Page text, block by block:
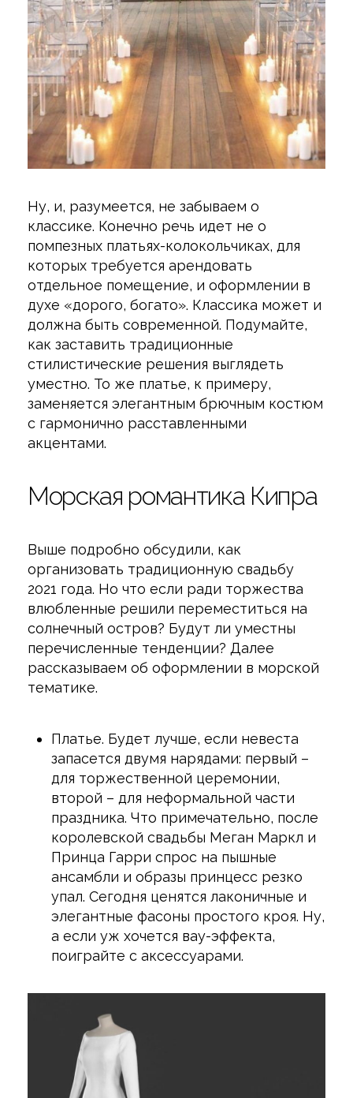
Ну, и, разумеется, не забываем о
классике. Конечно речь идет не о
помпезных платьях-колокольчиках, для
которых требуется арендовать
отдельное помещение, и оформлении в
духе «дорого, богато». Классика может и
должна быть современной. Подумайте,
как заставить традиционные
стилистические решения выглядеть
уместно. То же платье, к примеру,
заменяется элегантным брючным костюм
с гармонично расставленными
акцентами.
Морская романтика Кипра
Выше подробно обсудили, как
организовать традиционную свадьбу
2021 года. Но что если ради торжества
влюбленные решили переместиться на
солнечный остров? Будут ли уместны
перечисленные тенденции? Далее
рассказываем об оформлении в морской
тематике.
Платье. Будет лучше, если невеста
запасется двумя нарядами: первый –
для торжественной церемонии,
второй – для неформальной части
праздника. Что примечательно, после
королевской свадьбы Меган Маркл и
Принца Гарри спрос на пышные
ансамбли и образы принцесс резко
упал. Сегодня ценятся лаконичные и
элегантные фасоны простого кроя. Ну,
а если уж хочется вау-эффекта,
поиграйте с аксессуарами.